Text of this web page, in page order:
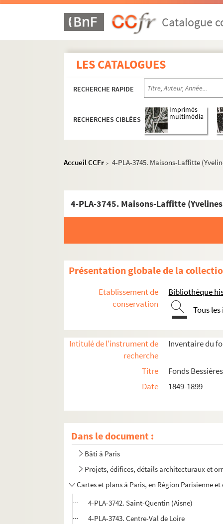
Catalogue
LES CATALOGUES
RECHERCHE RAPIDE
RECHERCHES CIBLÉES
Imprimés
multimédia
Accueil CCFr > 4-PLA-3745. Maisons-Laffitte
4-PLA-3745. Maisons-Laffitte
Présentation globale de la
Etablissement de
conservation
Bibliothèque
Tous
Intitulé de l'instrument de
recherche
Inventaire du
Titre
Fonds
Date
1849-1899
Dans le document :
Bâti à Paris
Projets, édifices, détails architecturaux et
Cartes et plans à Paris, en Région Parisienne
4-PLA-3742. Saint-Quentin (Aisne)
4-PLA-3743. Centre-Val de Loire